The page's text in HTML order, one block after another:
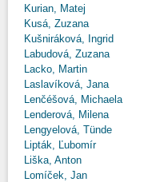
Kurian, Matej
Kusá, Zuzana
Kušniráková, Ingrid
Labudová, Zuzana
Lacko, Martin
Laslavíková, Jana
Lenčéšová, Michaela
Lenderová, Milena
Lengyelová, Tünde
Lipták, Ľubomír
Liška, Anton
Lomíček, Jan